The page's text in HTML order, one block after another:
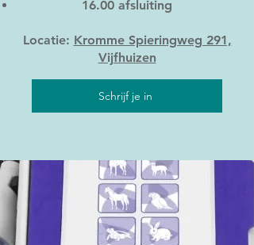
16.00 afsluiting
Locatie: Kromme Spieringweg 291,
Vijfhuizen
Schrijf je in